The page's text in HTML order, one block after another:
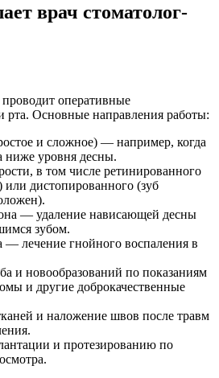
врач стоматолог-
оперативные
рта. Основные направления работы:
и сложное) — например, когда
ниже уровня десны.
в том числе ретинированного
или дистопированного (зуб
— удаление нависающей десны
зубом.
— лечение гнойного воспаления в
и новообразований по показаниям
и другие доброкачественные
и наложение швов после травм
и протезированию по